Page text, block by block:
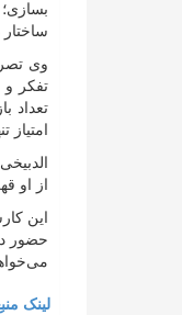
وی
تفکر و
امتیاز تنها ۶ امتیاز کسب شده است؛ این یعنی مردود
از او
این
حضور
لینک